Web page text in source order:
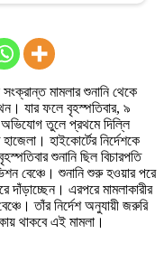
মামলার শুনানি থেকে
যার ফলে বৃহস্পতিবার, ৯
তুলে প্রথমে দিল্লি
হাইকোর্টের নির্দেশকে
শুনানি ছিল বিচারপতি
বেঞ্চে। শুনানি শুরু হওয়ার পরে
দাঁড়াচ্ছেন। এরপরে মামলাকারীর
তাঁর নির্দেশ অনুযায়ী জরুরি
থাকবে এই মামলা।